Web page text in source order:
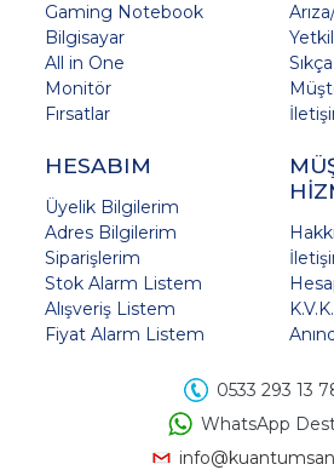
Gaming Notebook
Bilgisayar
All in One
Monitör
Fırsatlar
HESABIM
Üyelik Bilgilerim
Adres Bilgilerim
Siparişlerim
Stok Alarm Listem
Alışveriş Listem
Fiyat Alarm Listem
0533 293 13
WhatsApp